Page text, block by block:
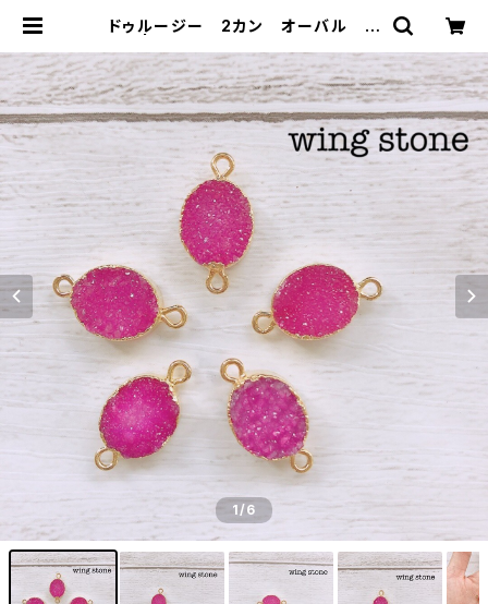
ドゥルージー 2カン オーバル ピ
1/6